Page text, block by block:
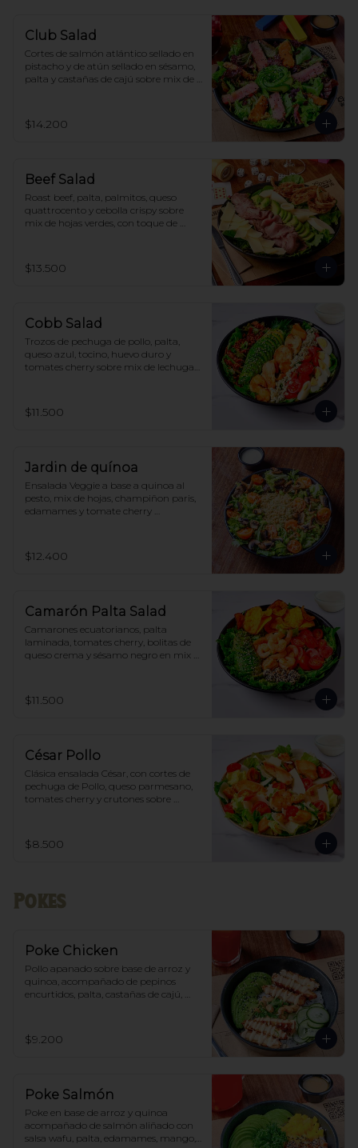
Club Salad
Cortes de salmón atlántico sellado en
pistacho y de atún sellado en sésamo,
palta y castañas de cajú sobre mix de
$14.200
Beef Salad
Roast beef, palta, palmitos, queso
quattrocento y cebolla crispy sobre
mix de hojas verdes, con toque de
$13.500
Cobb Salad
Trozos de pechuga de pollo, palta,
queso azul, tocino, huevo duro y
tomates cherry sobre mix de lechugas,
$11.500
Jardin de quínoa
Ensalada Veggie a base a quinoa al
pesto, mix de hojas, champiñon paris,
edamames y tomate cherry
$12.400
Camarón Palta Salad
Camarones ecuatorianos, palta
laminada, tomates cherry, bolitas de
queso crema y sésamo negro en mix
$11.500
César Pollo
Clásica ensalada César, con cortes de
pechuga de Pollo, queso parmesano,
tomates cherry y crutones sobre
$8.500
Pokes
Poke Chicken
Pollo apanado sobre base de arroz y
quinoa, acompañado de pepinos
encurtidos, palta, castañas de cajú,
$9.200
Poke Salmón
Poke en base de arroz y quinoa
acompañado de salmón aliñado con
salsa wafu, palta, edamames, mango,